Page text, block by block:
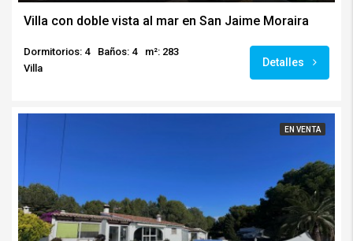
Villa con doble vista al mar en San Jaime Moraira
Dormitorios: 4 Baños: 4
m²: 283
Villa
Detalles
EN VENTA